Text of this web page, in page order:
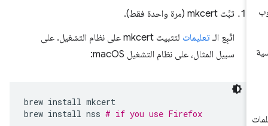
ثبِّت mkcert (مرة واحدة فقط).
اتّبِع الـتعليمات
لتثبيت mkcert على نظام التشغيل. على
سبيل المثال، على نظام التشغيل macOS:
brew install mkcert
brew install nss # if you use Firefox